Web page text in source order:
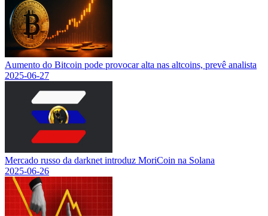
Aumento do Bitcoin pode provocar alta nas altcoins, prevê analista
2025-06-27
Mercado russo da darknet introduz MoriCoin na Solana
2025-06-26